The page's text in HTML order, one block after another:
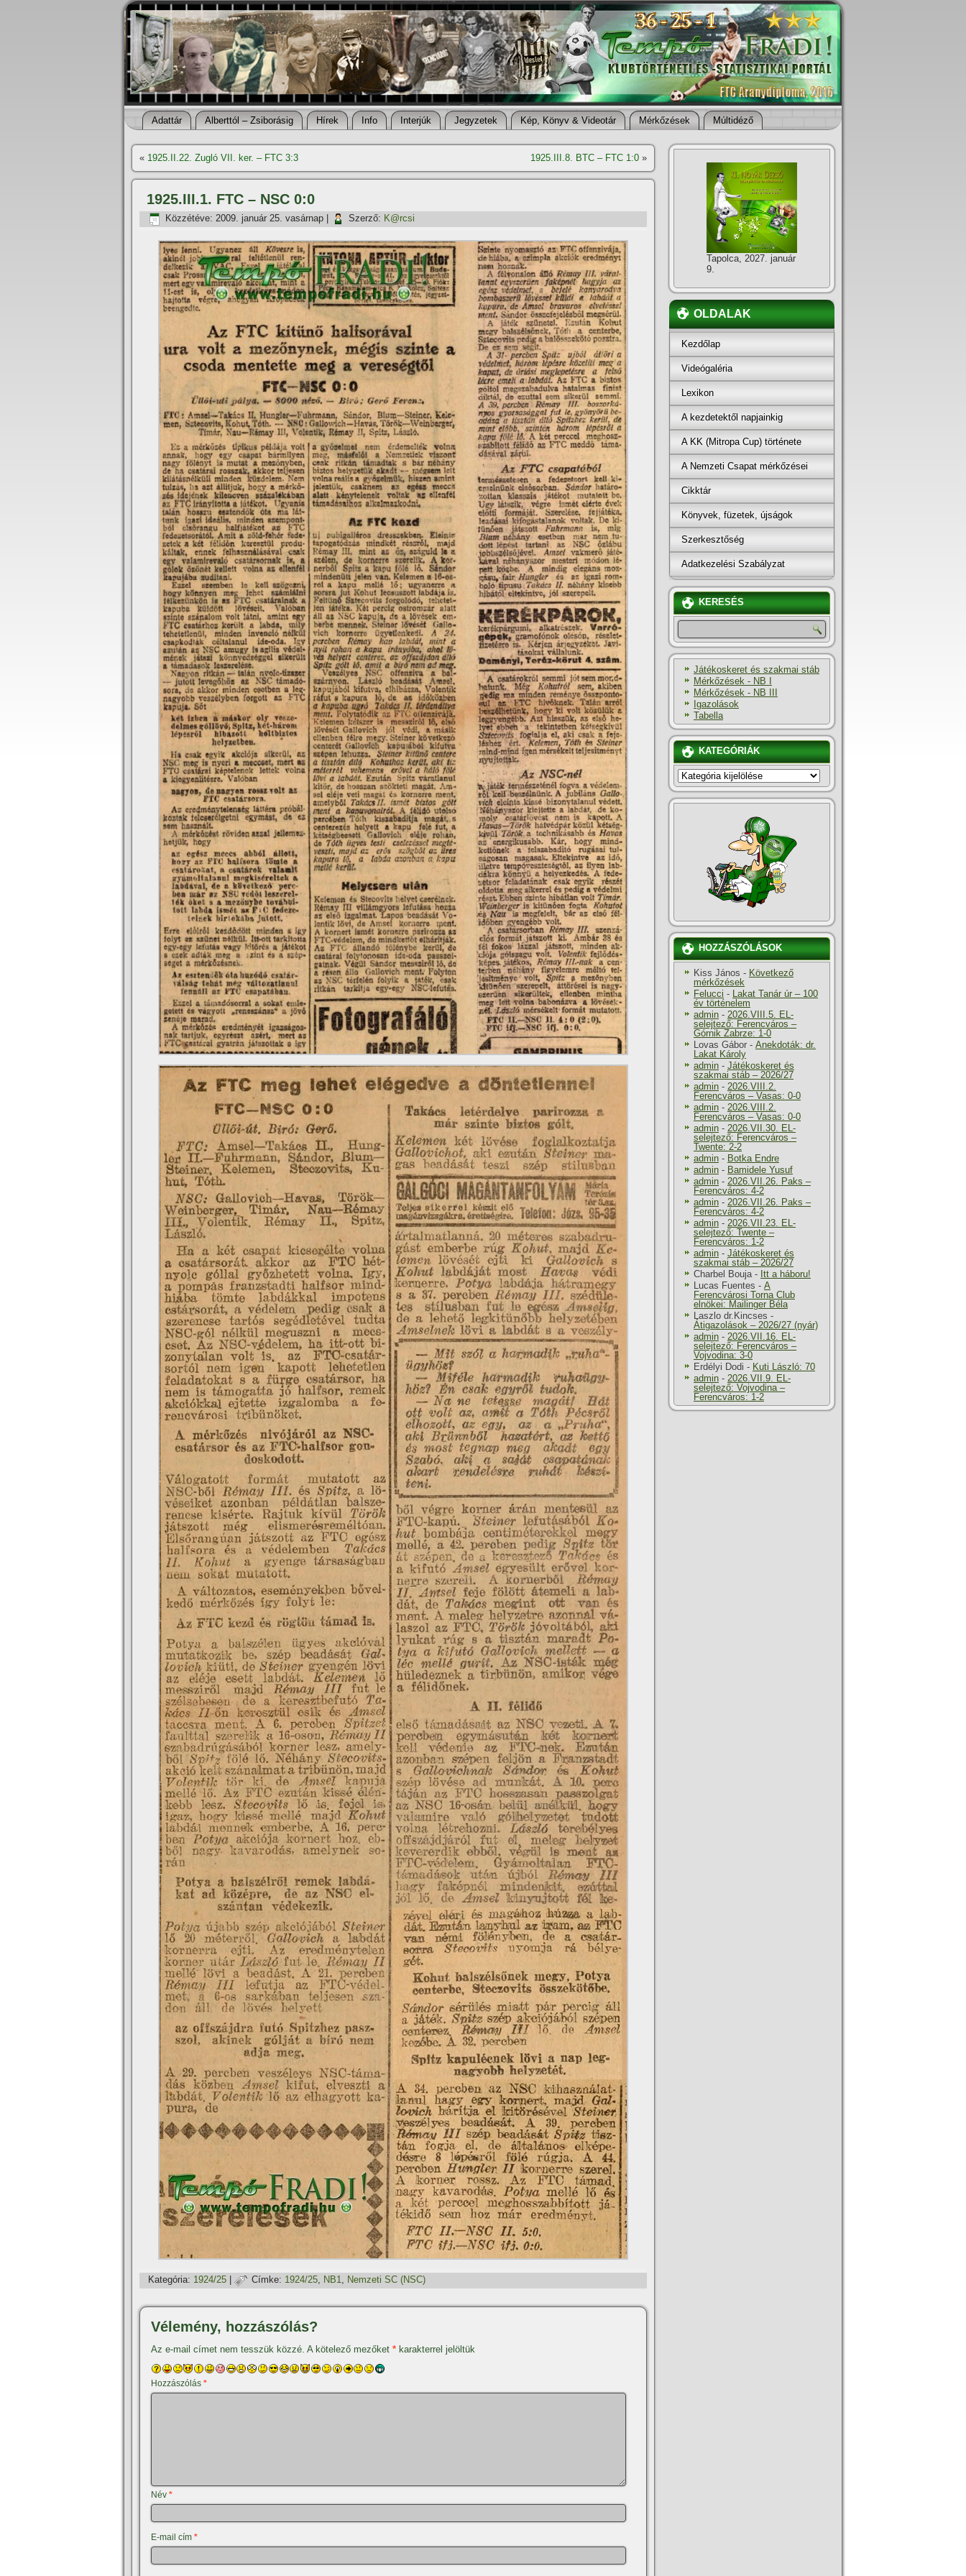
Adattár Alberttól – Zsiborásig Hí­rek Info Interjúk Jegyzetek Kép, Könyv & Videotár Mérkőzések Múltidéző
« 1925.II.22. Zugló VII. ker. – FTC 3:3 1925.III.8. BTC – FTC 1:0 »
1925.III.1. FTC – NSC 0:0
Közzétéve: 2009. január 25. vasárnap Szerző: K@rcsi
Kategória: 1924/25 Címke: 1924/25, NB1, Nemzeti SC (NSC)
Vélemény, hozzászólás?
Az e-mail címet nem tesszük közzé. A kötelező mezőket * karakterrel jelöltük
Hozzászólás *
Név *
E-mail cím *
Tapolca, 2027. január
9.
OLDALAK
Kezdőlap
Videógaléria
Lexikon
A kezdetektől napjainkig
A KK (Mitropa Cup) története
A Nemzeti Csapat mérkőzései
Cikktár
Könyvek, füzetek, újságok
Szerkesztőség
Adatkezelési Szabályzat
KERESÉS
Játékoskeret és szakmai stáb
Mérkőzések - NB I
Mérkőzések - NB III
Igazolások
Tabella
KATEGÓRIÁK
KATEGÓRIÁK
HOZZÁSZÓLÁSOK
Kiss János - Következő
mérkőzések
Felucci - Lakat Tanár úr – 100
év történelem
admin - 2026.VIII.5. EL-
selejtező: Ferencváros –
Górnik Zabrze: 1-0
Lovas Gábor - Anekdoták: dr.
Lakat Károly
admin - Játékoskeret és
szakmai stáb – 2026/27
admin - 2026.VIII.2.
Ferencváros – Vasas: 0-0
admin - 2026.VIII.2.
Ferencváros – Vasas: 0-0
admin - 2026.VII.30. EL-
selejtező: Ferencváros –
Twente: 2-2
admin - Botka Endre
admin - Bamidele Yusuf
admin - 2026.VII.26. Paks –
Ferencváros: 4-2
admin - 2026.VII.26. Paks –
Ferencváros: 4-2
admin - 2026.VII.23. EL-
selejtező: Twente –
Ferencváros: 1-2
admin - Játékoskeret és
szakmai stáb – 2026/27
Charbel Bouja- Itt a háboru!
Lucas Fuentes - A
Ferencvárosi Torna Club
elnökei: Mailinger Béla
Laszlo dr.Kincses -
Átigazolások – 2026/27 (nyár)
admin - 2026.VII.16. EL-
selejtező: Ferencváros –
Vojvodina: 3-0
Erdélyi Dodi - Kuti László: 70
admin - 2026.VII.9. EL-
selejtező: Vojvodina –
Ferencváros: 1-2